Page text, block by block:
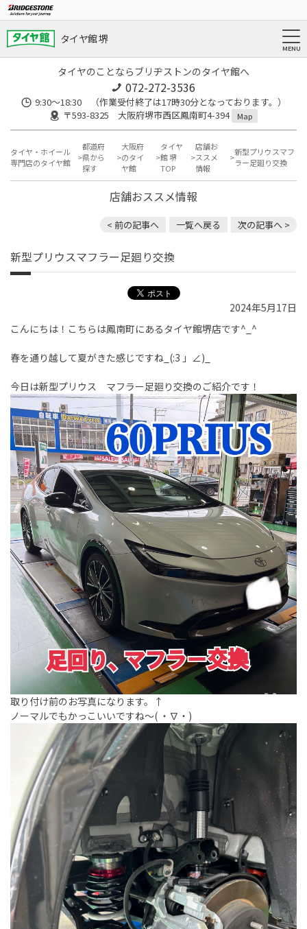
タイヤ館 堺
タイヤのことならブリヂストンのタイヤ館へ
072-272-3536
9:30〜18:30 （作業受付終了は17時30分となっております。）
〒593-8325 大阪府堺市西区鳳南町4-394
Map
タイヤ・ホイール
専門店のタイヤ館
都道府
県から
探す
大阪府
のタイ
ヤ館
タイヤ
館 堺
TOP
店舗お
ススメ
情報
新型プリウスマフ
ラー足廻り交換
店舗おススメ情報
< 前の記事へ 一覧へ戻る 次の記事へ >
新型プリウスマフラー足廻り交換
2024年5月17日
こんにちは！こちらは鳳南町にあるタイヤ館堺店です^_^
春を通り越して夏がきた感じですね_(:3 」∠)_
今日は新型プリウス マフラー足廻り交換のご紹介です！
取り付け前のお写真になります。↑
ノーマルでもかっこいいですね〜( ・∇・)